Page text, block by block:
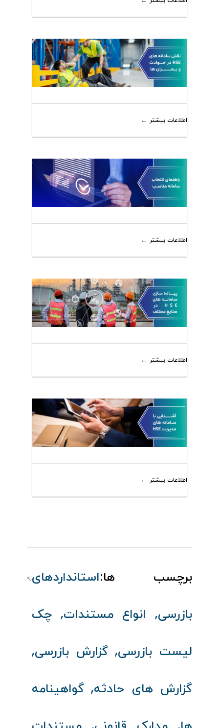
اطلاعات بیشتر
اطلاعات بیشتر
اطلاعات بیشتر
اطلاعات بیشتر
برچسب ها:استانداردهای
بازرسی, انواع مستندات, چک‌
لیست بازرسی, گزارش بازرسی,
گزارش‌ های حادثه, گواهینامه‌